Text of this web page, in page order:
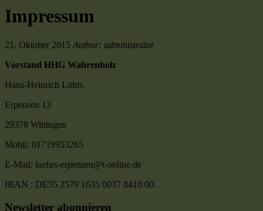
Impressum
21. Oktober 2015 Author: administrator
Vorstand HHG Wahrenholz
Hans-Heinrich Lührs
Erpensen 13
29378 Wittingen
Mobil: 01719953265
E-Mail: luehrs-erpensen@t-online.de
IBAN : DE55 2579 1635 0037 8410 00.
Newsletter abonnieren